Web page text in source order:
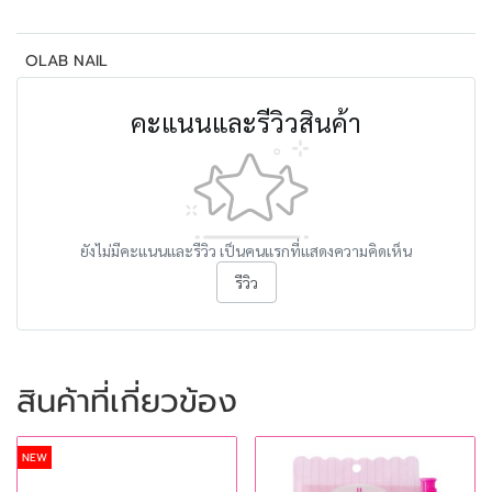
OLAB NAIL
คะแนนและรีวิวสินค้า
ยังไม่มีคะแนนและรีวิว เป็นคนแรกที่แสดงความคิดเห็น
รีวิว
สินค้าที่เกี่ยวข้อง
NEW